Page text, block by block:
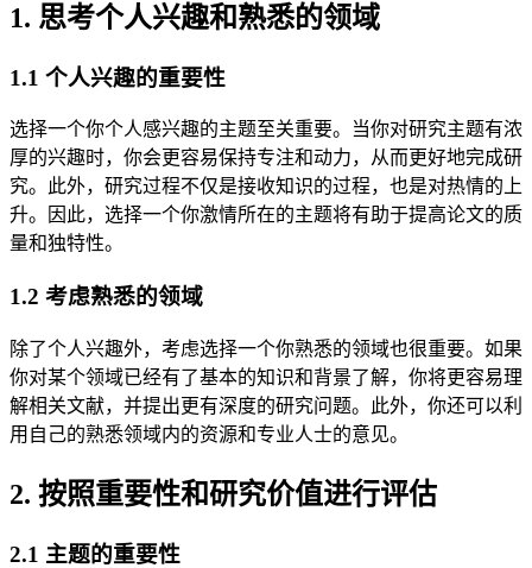
1. 思考个人兴趣和熟悉的领域
1.1 个人兴趣的重要性
选择一个你个人感兴趣的主题至关重要。当你对研究主题有浓
厚的兴趣时，你会更容易保持专注和动力，从而更好地完成研
究。此外，研究过程不仅是接收知识的过程，也是对热情的上
升。因此，选择一个你激情所在的主题将有助于提高论文的质
量和独特性。
1.2 考虑熟悉的领域
除了个人兴趣外，考虑选择一个你熟悉的领域也很重要。如果
你对某个领域已经有了基本的知识和背景了解，你将更容易理
解相关文献，并提出更有深度的研究问题。此外，你还可以利
用自己的熟悉领域内的资源和专业人士的意见。
2. 按照重要性和研究价值进行评估
2.1 主题的重要性